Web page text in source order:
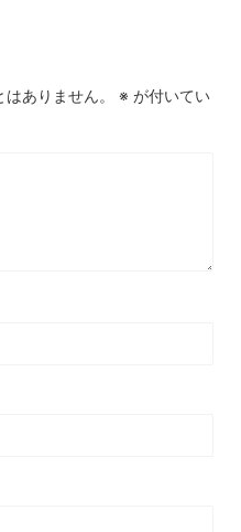
ありません。 ※ が付いてい